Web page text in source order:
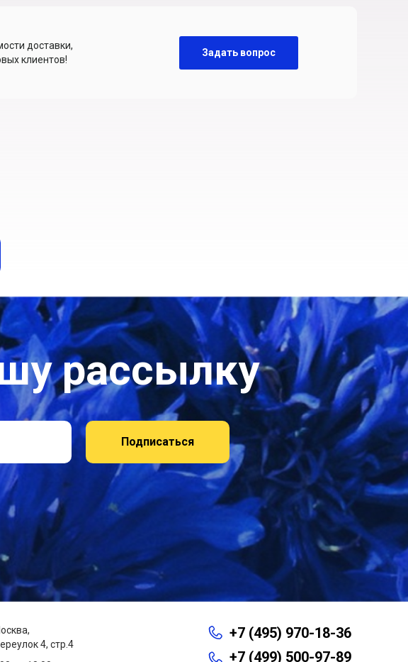
доставки,
клиентов!
Задать вопрос
рассылку
Подписаться
4, стр.4
+7 (495) 970-18-36
+7 (499) 500-97-89